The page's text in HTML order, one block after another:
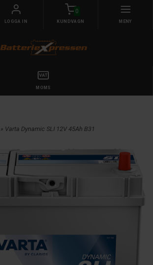
LOGGA IN
0
KUNDVAGN MENY
MOMS
» Varta Dynamic SLI 12V 45Ah B31